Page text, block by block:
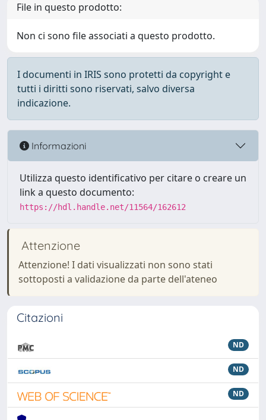
File in questo prodotto:
Non ci sono file associati a questo prodotto.
I documenti in IRIS sono protetti da copyright e
tutti i diritti sono riservati, salvo diversa
indicazione.
Informazioni
Utilizza questo identificativo per citare o creare un
link a questo documento:
https://hdl.handle.net/11564/162612
Attenzione
Attenzione! I dati visualizzati non sono stati
sottoposti a validazione da parte dell'ateneo
Citazioni
ND
ND
ND